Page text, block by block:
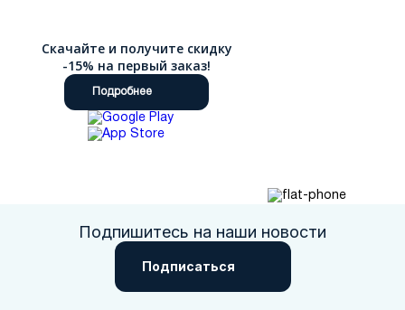
Скачайте и получите скидку
-15% на первый заказ!
Подробнее
Подпишитесь на наши новости
Подписаться